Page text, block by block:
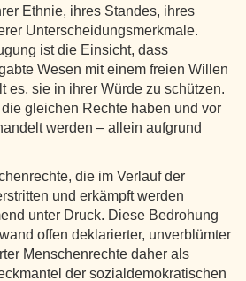
Ethnie, ihres Standes, ihres
Unterscheidungsmerkmale.
ist die Einsicht, dass
Wesen mit einem freien Willen
es, sie in ihrer Würde zu schützen.
gleichen Rechte haben und vor
werden – allein aufgrund
die im Verlauf der
und erkämpft werden
unter Druck. Diese Bedrohung
offen deklarierter, unverblümter
Menschenrechte daher als
der sozialdemokratischen